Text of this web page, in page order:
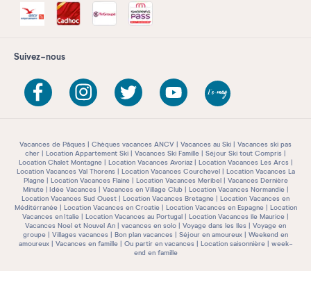
Suivez-nous
Vacances de Pâques Chèques vacances ANCV Vacances au Ski
Vacances ski pas
cher
Location Appartement Ski Vacances Ski Famille
Séjour Ski tout Compris
Location Chalet Montagne
Location Vacances Avoriaz
Location Vacances Les Arcs
Location Vacances Val Thorens
Location Vacances Courchevel
Location Vacances La
Plagne
Location Vacances Flaine Location Vacances Meribel
Vacances Dernière
Minute
Idée Vacances Vacances en Village Club
Location Vacances Normandie
Location Vacances Sud Ouest
Location Vacances Bretagne
Location Vacances en
Méditérranée
Location Vacances en Croatie Location Vacances en Espagne
Location
Vacances en Italie
Location Vacances au Portugal
Location Vacances île Maurice
Vacances Noel et Nouvel An
vacances en solo Voyage dans les îles
Voyage en
groupe
Villages vacances Bon plan vacances Séjour en amoureux
Weekend en
amoureux
Vacances en famille Ou partir en vacances Location saisonnière
week-
end en famille